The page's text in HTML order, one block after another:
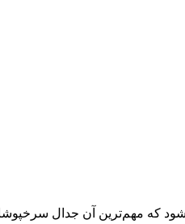
که مهم‌ترین آن جدال